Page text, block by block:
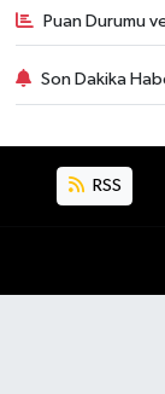
Puan Durumu
Son Dakika
RSS